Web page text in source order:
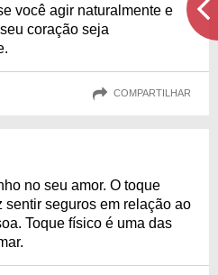
você agir naturalmente e
coração seja
COMPARTILHAR
no seu amor. O toque
sentir seguros em relação ao
Toque físico é uma das